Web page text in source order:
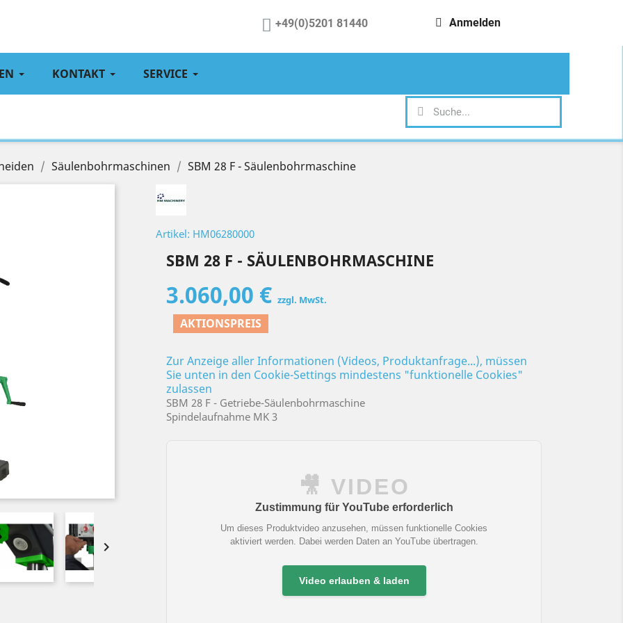
+49(0)5201 81440 Anmelden
KONTAKT SERVICE
Säulenbohrmaschinen SBM 28 F - Säulenbohrmaschine

Artikel: HM06280000
SBM 28 F - SÄULENBOHRMASCHINE
3.060,00 € zzgl. MwSt.
AKTIONSPREIS
Zur Anzeige aller Informationen (Videos, Produktanfrage...), müssen
Sie unten in den Cookie-Settings mindestens "funktionelle Cookies"
zulassen
SBM 28 F - Getriebe-Säulenbohrmaschine
Spindelaufnahme MK 3
🎥 VIDEO
Zustimmung für YouTube erforderlich
Um dieses Produktvideo anzusehen, müssen funktionelle Cookies
aktiviert werden. Dabei werden Daten an YouTube übertragen.
Video erlauben & laden